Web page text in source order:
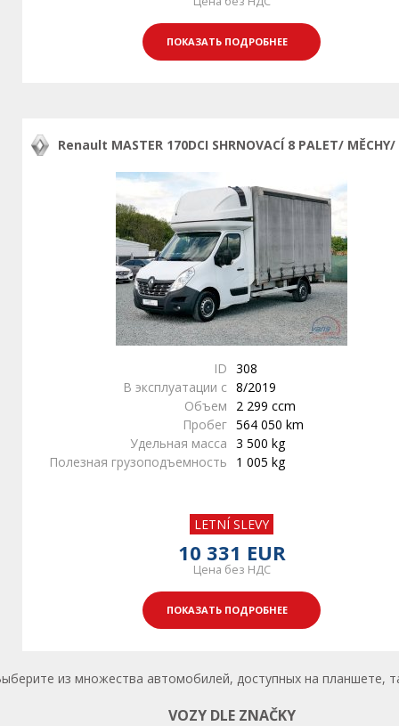
ПОКАЗАТЬ ПОДРОБНЕЕ
Renault MASTER 170DCI SHRNOVACÍ 8 PALET/ MĚCHY/
ID 308
В эксплуатации с 8/2019
Объем
2 299 ccm
Пробег 564 050 km
Удельная масса 3 500 kg
Полезная грузоподъемность
1 005 kg
LETNÍ SLEVY
10 331 EUR
Цена без НДС
ПОКАЗАТЬ ПОДРОБНЕЕ
из множества автомобилей, доступных на
VOZY DLE ZNAČKY